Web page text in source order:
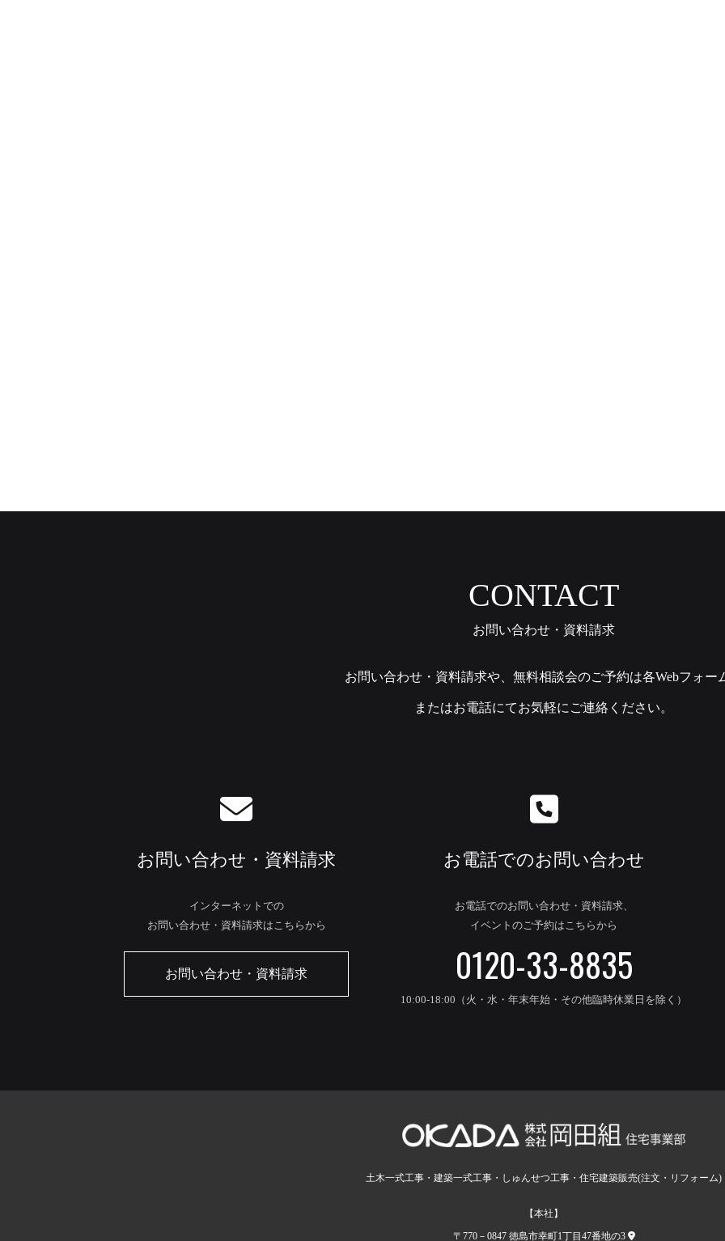
CONTACT
お問い合わせ・資料請求
お問い合わせ・資料請求や、無料相談会のご予約は各Webフォー
またはお電話にてお気軽にご連絡ください。
お問い合わせ・資料請求
インターネットでの
お問い合わせ・資料請求はこちらから
お問い合わせ・資料請求
お電話でのお問い合わせ
お電話でのお問い合わせ・資料請求、
イベントのご予約はこちらから
0120-33-8835
10:00-18:00（火・水・年末年始・その他臨時休業日を除く）
土木一式工事・建築一式工事・しゅんせつ工事・住宅建築販売(注文・リフォーム)
【本社】
〒770－0847 徳島市幸町1丁目47番地の3